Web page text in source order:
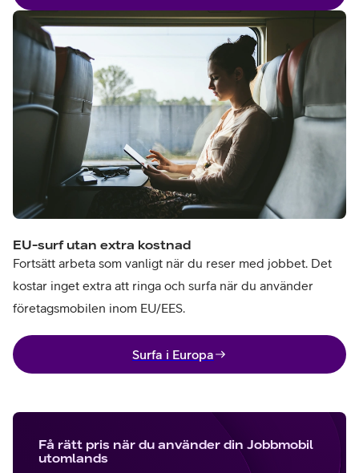
EU-surf utan extra kostnad
Fortsätt arbeta som vanligt när du reser med jobbet. Det
kostar inget extra att ringa och surfa när du använder
företagsmobilen inom EU/EES.
Surfa i Europa
Få rätt pris när du använder din Jobbmobil
utomlands